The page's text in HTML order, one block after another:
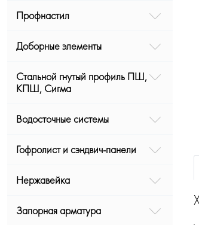
Профнастил
Доборные элементы
Стальной гнутый профиль ПШ,
КПШ, Сигма
Водосточные системы
Гофролист и сэндвич-панели
Нержавейка
Запорная арматура